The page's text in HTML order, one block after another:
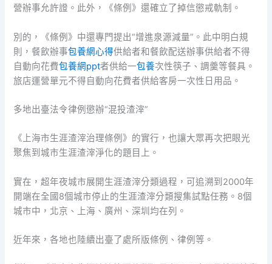
營辦事允許證。此外，《條例》還確立了掉信懲戒軌制。
別的，《條例》中還專門提出“增進泉源減量”。此中明白規
則，餐飲辦事包養網心得供給者和餐飲配送辦事供給者不得
自動向花費包養網ppt者供給一包養次性筷子、調羹等餐具。
旅店運營單元不得自動向花費者供給客房一次性日用品。
多地出臺法令律例懲辦“混投渣滓”
《上海市生涯渣滓治理條例》的實行，也讓大眾再次把眼光
聚焦到城市生涯渣滓淨化的題目上。
實在，超年夜城市展開生涯渣滓分類過程，可追溯到2000年
開端在全國8個城市停止的生涯渣滓分類搜集試點任務。8個
城市中，北京、上海、廣州、深圳均在列。
近年來，各地也陸續出臺了處所版條例、律例等。